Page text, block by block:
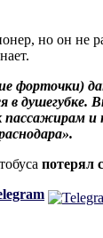
но он не
форточки)
душегубке.
к
потерял